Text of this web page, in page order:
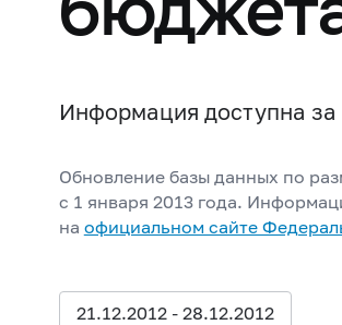
Информация доступна за
Обновление базы данных по
с 1 января 2013 года.
на официальном сайте
21.12.2012 - 28.12.2012